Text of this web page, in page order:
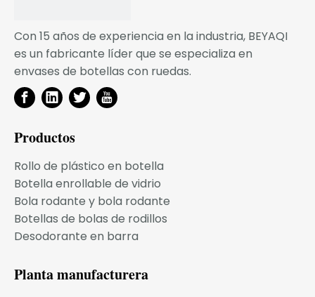
Con 15 años de experiencia en la industria, BEYAQI
es un fabricante líder que se especializa en
envases de botellas con ruedas.
Productos
Rollo de plástico en botella
Botella enrollable de vidrio
Bola rodante y bola rodante
Botellas de bolas de rodillos
Desodorante en barra
Planta manufacturera